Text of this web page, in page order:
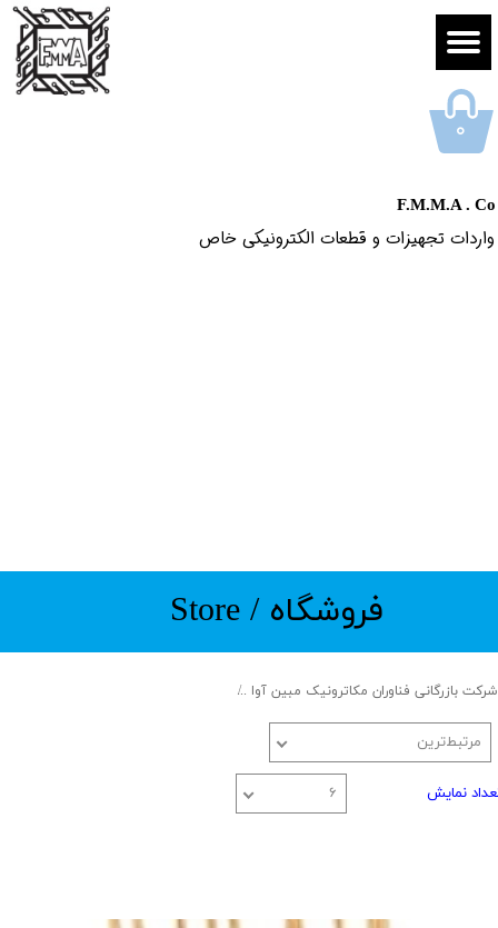
F.M.M.A . Co
واردات تجهیزات و قطعات الکترونیکى خاص​​​​​​​
۰
​​​فروشگاه / Store
شرکت بازرگانی فناوران مکاترونیک مبین آوا
مرتبط‌ترین
نمایش ۶